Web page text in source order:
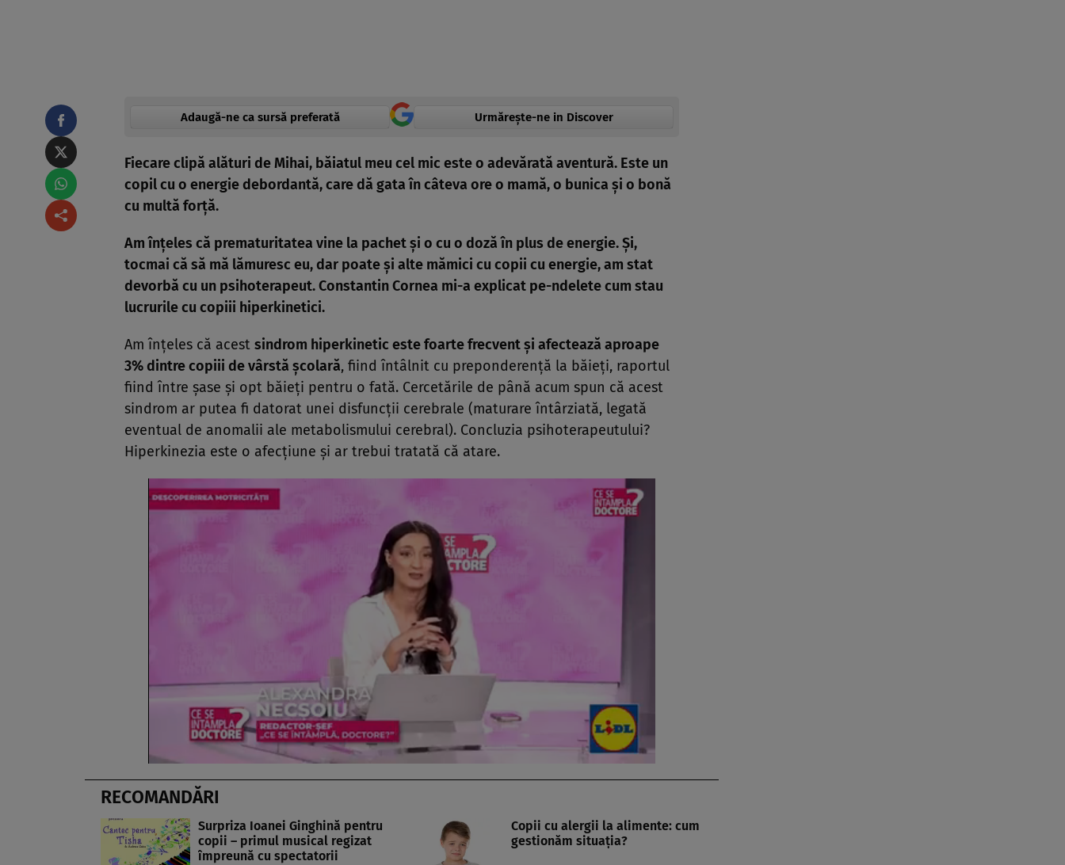
Adaugă-ne ca sursă preferată Urmărește-ne in Discover
Fiecare clipă alături de Mihai, băiatul meu cel mic este o adevărată aventură. Este un
copil cu o energie debordantă, care dă gata în câteva ore o mamă, o bunica şi o bonă
cu multă forţă.
Am înţeles că prematuritatea vine la pachet şi o cu o doză în plus de energie. Şi,
tocmai că să mă lămuresc eu, dar poate şi alte mămici cu copii cu energie, am stat
devorbă cu un psihoterapeut. Constantin Cornea mi-a explicat pe-ndelete cum stau
lucrurile cu copiii hiperkinetici.
Am înţeles că acest sindrom hiperkinetic este foarte frecvent şi afectează aproape
3% dintre copiii de vârstă şcolară, fiind întâlnit cu preponderenţă la băieţi, raportul
fiind între şase şi opt băieţi pentru o fată. Cercetările de până acum spun că acest
sindrom ar putea fi datorat unei disfuncţii cerebrale (maturare întârziată, legată
eventual de anomalii ale metabolismului cerebral). Concluzia psihoterapeutului?
Hiperkinezia este o afecţiune şi ar trebui tratată că atare.
RECOMANDĂRI
Surpriza Ioanei Ginghină pentru
copii – primul musical regizat
împreună cu spectatorii
Copii cu alergii la alimente: cum
gestionăm situaţia?